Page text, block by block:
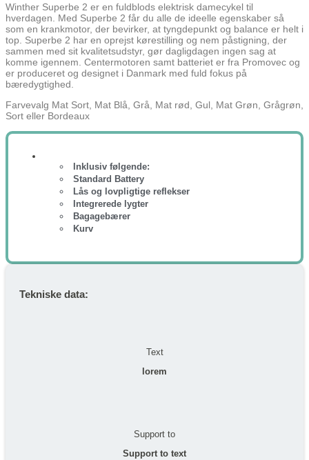
År 2 107 kr 107 kr
År 3 80 kr 80 kr
Gennemsnit 134 kr 134 kr
Lær mere hvordan JOOLL fungerer
Winther Superbe 2 er en fuldblods elektrisk damecykel til
hverdagen. Med Superbe 2 får du alle de ideelle egenskaber så
som en krankmotor, der bevirker, at tyngdepunkt og balance er helt i
top. Superbe 2 har en oprejst kørestilling og nem påstigning, der
sammen med sit kvalitetsudstyr, gør dagligdagen ingen sag at
komme igennem. Centermotoren samt batteriet er fra Promovec og
er produceret og designet i Danmark med fuld fokus på
bæredygtighed.
Farvevalg Mat Sort, Mat Blå, Grå, Mat rød, Gul, Mat Grøn, Grågrøn,
Sort eller Bordeaux
Inklusiv følgende:
Standard Battery
Lås og lovpligtige reflekser
Integrerede lygter
Bagagebærer
Kurv
Tekniske data:
Text
lorem
Support to
Support to text